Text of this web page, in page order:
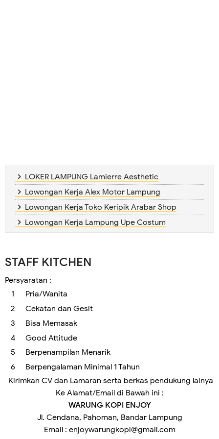
LOKER LAMPUNG Lamierre Aesthetic
Lowongan Kerja Alex Motor Lampung
Lowongan Kerja Toko Keripik Arabar Shop
Lowongan Kerja Lampung Upe Costum
STAFF KITCHEN
Persyaratan :
Pria/Wanita
Cekatan dan Gesit
Bisa Memasak
Good Attitude
Berpenampilan Menarik
Berpengalaman Minimal 1 Tahun
Kirimkan CV dan Lamaran serta berkas pendukung lainya
Ke Alamat/Email di Bawah ini :
WARUNG KOPI ENJOY
Jl. Cendana, Pahoman, Bandar Lampung
Email : enjoywarungkopi@gmail.com